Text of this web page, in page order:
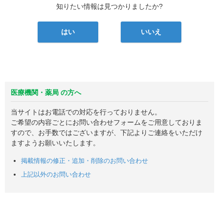
知りたい情報は見つかりましたか?
はい いいえ
医療機関・薬局 の方へ
当サイトはお電話での対応を行っておりません。
ご希望の内容ごとにお問い合わせフォームをご用意しておりま
すので、お手数ではございますが、下記よりご連絡をいただけ
ますようお願いいたします。
掲載情報の修正・追加・削除のお問い合わせ
上記以外のお問い合わせ